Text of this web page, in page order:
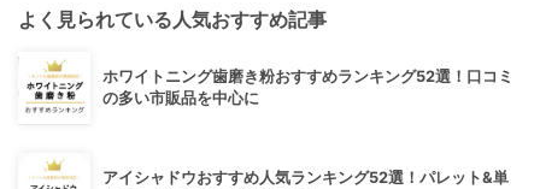
よく見られている人気おすすめ記事
ホワイトニング歯磨き粉おすすめランキング52選！口コミ
の多い市販品を中心に
アイシャドウおすすめ人気ランキング52選！パレット&単